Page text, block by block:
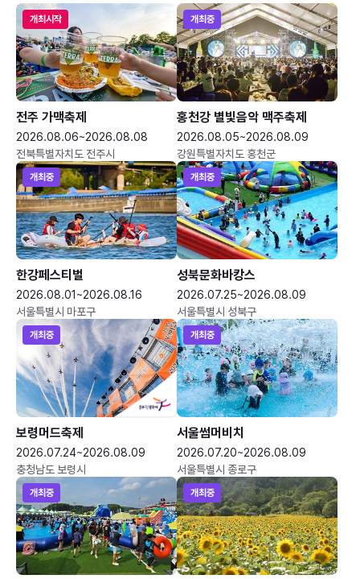
개최시작
전주 가맥축제
2026.08.06~2026.08.08
전북특별자치도 전주시
개최중
홍천강 별빛음악 맥주축제
2026.08.05~2026.08.09
강원특별자치도 홍천군
개최중
한강페스티벌
2026.08.01~2026.08.16
서울특별시 마포구
개최중
성북문화바캉스
2026.07.25~2026.08.09
서울특별시 성북구
개최중
보령머드축제
2026.07.24~2026.08.09
충청남도 보령시
개최중
서울썸머비치
2026.07.20~2026.08.09
서울특별시 종로구
개최중 개최중